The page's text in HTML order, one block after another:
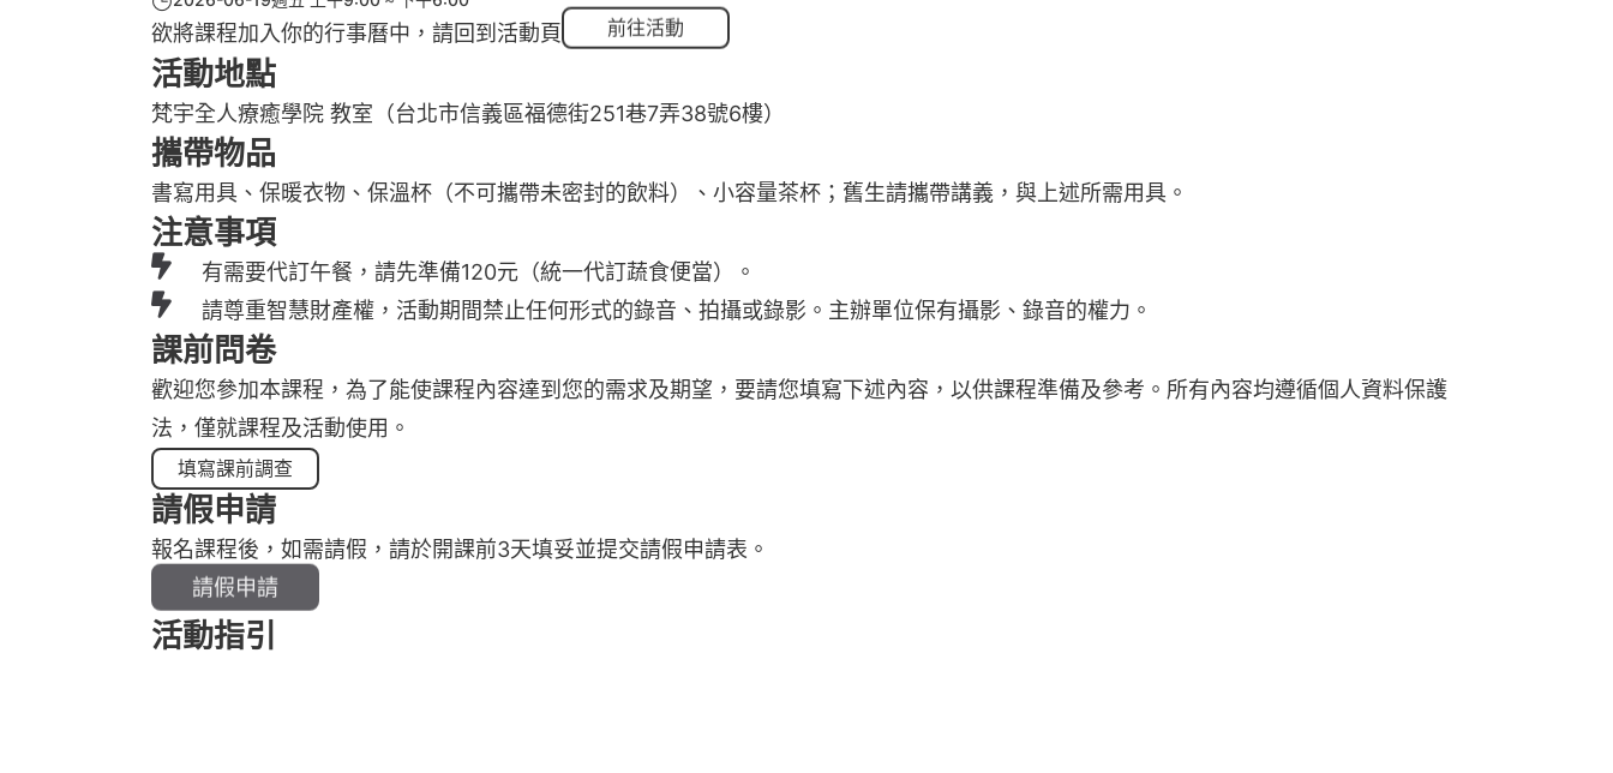
欲將課程加入你的行事曆中，請回到活動頁
前往活動
活動地點
梵宇全人療癒學院 教室（台北市信義區福德街251巷7弄38號6樓）
攜帶物品
書寫用具、保暖衣物、保溫杯（不可攜帶未密封的飲料）、小容量茶杯；舊生請攜帶講義，與上述所需用具。
注意事項
有需要代訂午餐，請先準備120元（統一代訂蔬食便當）。
請尊重智慧財產權，活動期間禁止任何形式的錄音、拍攝或錄影。主辦單位保有攝影、錄音的權力。
課前問卷
歡迎您參加本課程，為了能使課程內容達到您的需求及期望，要請您填寫下述內容，以供課程準備及參考。所有內容均遵循個人資料保護
法，僅就課程及活動使用。
填寫課前調查
請假申請
報名課程後，如需請假，請於開課前3天填妥並提交請假申請表。
請假申請
活動指引